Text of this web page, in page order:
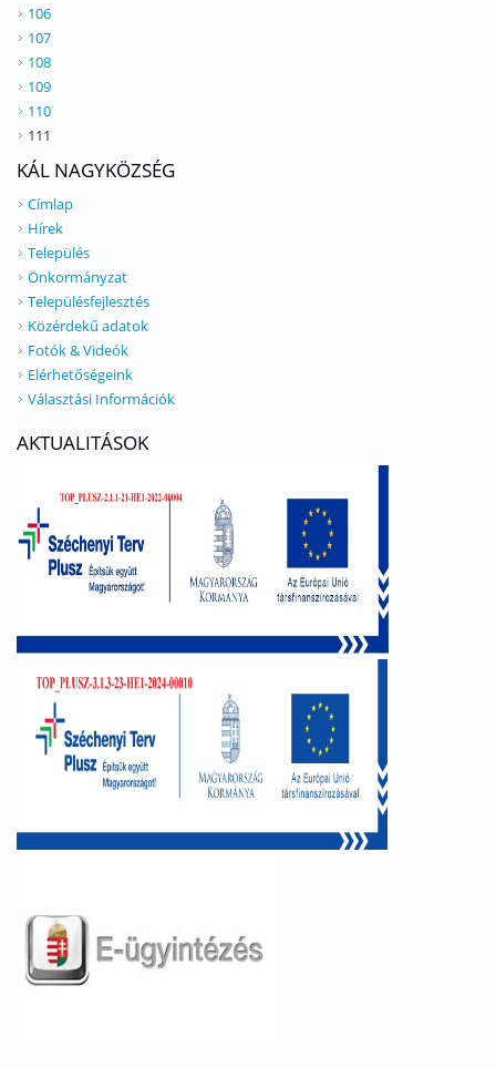
106
107
108
109
110
111
KÁL NAGYKÖZSÉG
Címlap
Hírek
Település
Önkormányzat
Településfejlesztés
Közérdekű adatok
Fotók & Videók
Elérhetőségeink
Választási Információk
AKTUALITÁSOK